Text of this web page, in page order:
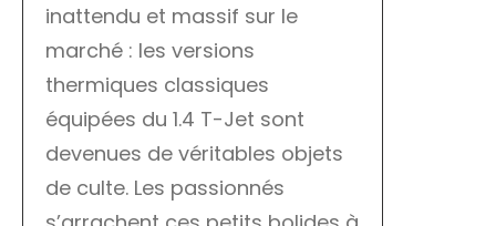
inattendu et massif sur le
marché : les versions
thermiques classiques
équipées du 1.4 T-Jet sont
devenues de véritables objets
de culte. Les passionnés